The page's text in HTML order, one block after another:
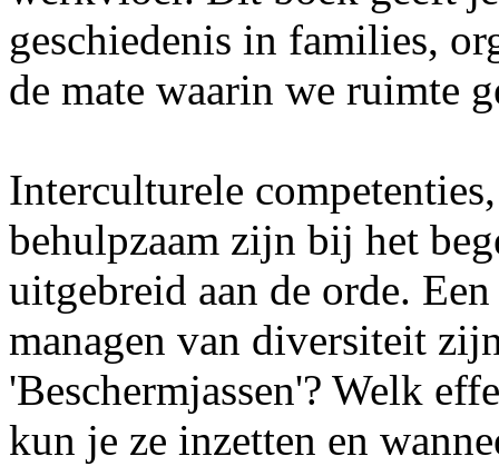
geschiedenis in families,
de mate waarin we ruimte
Interculturele
behulpzaam zijn bij het
uitgebreid aan de orde.
managen van diversiteit
'Beschermjassen'? Welk
kun je ze inzetten en